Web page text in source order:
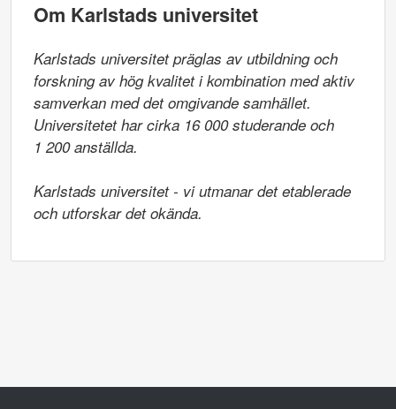
Om Karlstads universitet
Karlstads universitet präglas av utbildning och
forskning av hög kvalitet i kombination med aktiv
samverkan med det omgivande samhället.
Universitetet har cirka 16 000 studerande och
1 200 anställda.
Karlstads universitet - vi utmanar det etablerade
och utforskar det okända.